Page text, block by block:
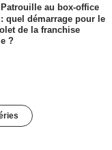
Patrouille au box-office
quel démarrage pour le
de la franchise
?